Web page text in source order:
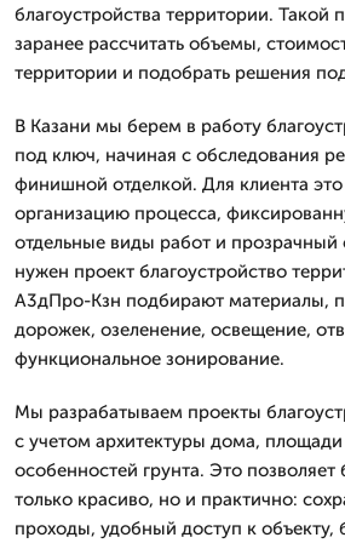
благоустройства территории. Такой
заранее рассчитать объемы,
территории и подобрать решения
В Казани мы берем в работу
под ключ, начиная с обследования
финишной отделкой. Для клиента
организацию процесса,
отдельные виды работ и прозрачный
нужен проект благоустройство
А3дПро-Кзн подбирают материалы,
дорожек, озеленение, освещение,
функциональное зонирование.
Мы разрабатываем проекты
с учетом архитектуры дома, площади
особенностей грунта. Это позволяет
только красиво, но и практично:
проходы, удобный доступ к объекту,